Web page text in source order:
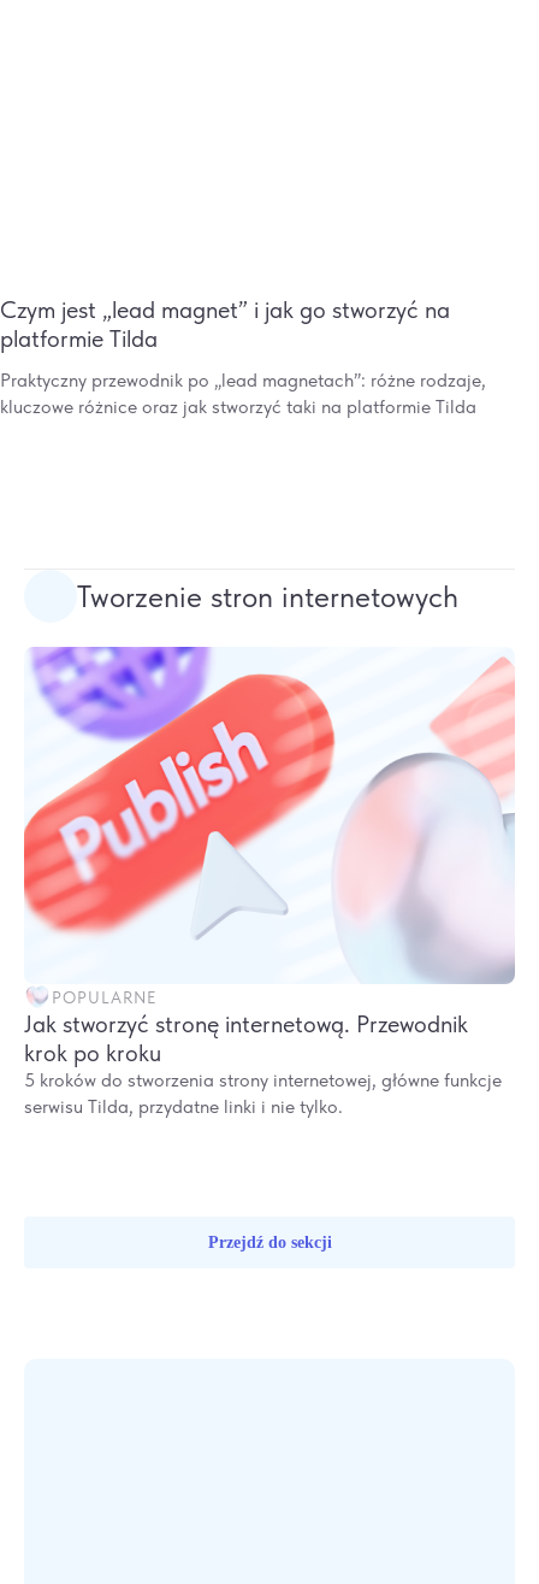
Czym jest „lead magnet” i jak go stworzyć na
platformie Tilda
Praktyczny przewodnik po „lead magnetach”: różne rodzaje,
kluczowe różnice oraz jak stworzyć taki na platformie Tilda
Tworzenie stron internetowych
POPULARNE
Jak stworzyć stronę internetową. Przewodnik
krok po kroku
5 kroków do stworzenia strony internetowej, główne funkcje
serwisu Tilda, przydatne linki i nie tylko.
Przejdź do sekcji